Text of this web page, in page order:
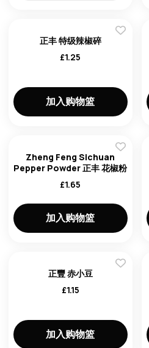
正丰 特级辣椒碎
£1.25
加入购物篮
Zheng Feng Sichuan
Pepper Powder 正丰 花椒粉
£1.65
加入购物篮
正豐 赤小豆
£1.15
加入购物篮